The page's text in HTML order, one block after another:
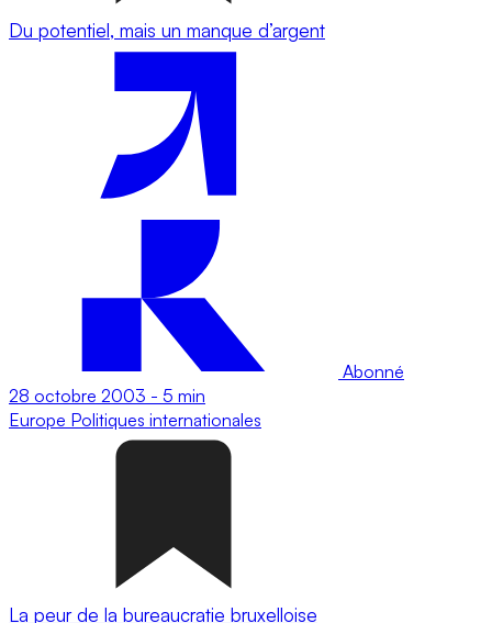
Du potentiel, mais un manque d’argent
Abonné
28 octobre 2003 - 5 min
Europe Politiques internationales
La peur de la bureaucratie bruxelloise